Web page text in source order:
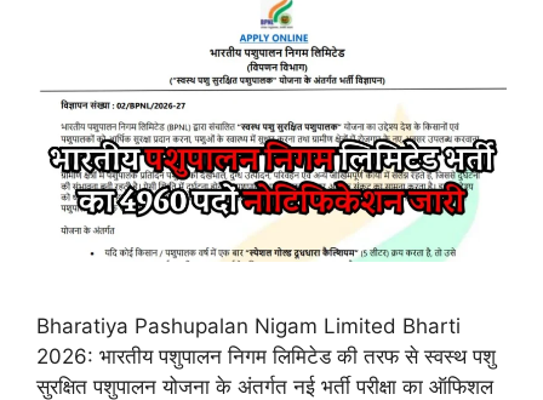
Bharatiya Pashupalan Nigam Limited Bharti
2026: भारतीय पशुपालन निगम लिमिटेड की तरफ से स्वस्थ पशु
सुरक्षित पशुपालन योजना के अंतर्गत नई भर्ती परीक्षा का ऑफिशल